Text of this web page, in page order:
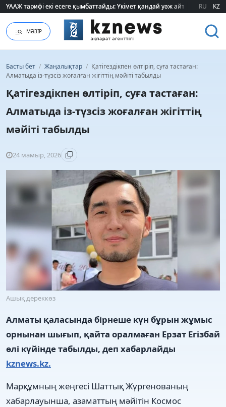
ҮААЖ тарифі екі есеге қымбаттайды: Үкімет қандай уәж айтады?
ҮААЖ тарифі екі есеге қымбаттайды: Үкімет қандай уәж айтады? RU KZ
МӘЗІР
Басты бет / Жаңалықтар / Қатігездікпен өлтіріп, суға тастаған:
Алматыда із-түзсіз жоғалған жігіттің мәйіті табылды
Қатігездікпен өлтіріп, суға тастаған:
Алматыда із-түзсіз жоғалған жігіттің
мәйіті табылды
24 мамыр, 2026
Ашық дереккөз
Алматы қаласында бірнеше күн бұрын жұмыс
орнынан шығып, қайта оралмаған Ерзат Егізбай
өлі күйінде табылды, деп хабарлайды
kznews.kz.
Марқұмның жеңгесі Шаттық Жүргенованың
хабарлауынша, азаматтың мәйітін Космос